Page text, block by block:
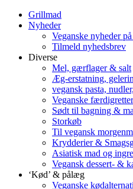
Grillmad
Nyheder
Veganske nyheder
Tilmeld nyhedsbrev
Diverse
Mel, gærflager & salt
Æg-erstatning,
vegansk pasta,
Veganske
Sødt til bagning &
Storkøb
Til vegansk
Krydderier &
Asiatisk mad og
Vegansk dessert- &
‘Kød’ & pålæg
Veganske